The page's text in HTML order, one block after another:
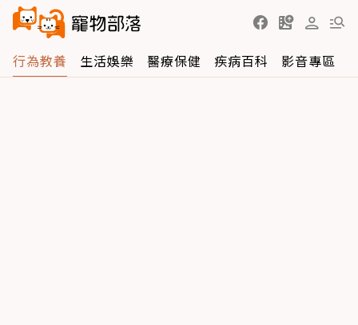
行為教養 生活娛樂 醫療保健 疾病百科 影音專區